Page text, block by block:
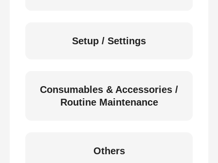
Setup / Settings
Consumables & Accessories /
Routine Maintenance
Others